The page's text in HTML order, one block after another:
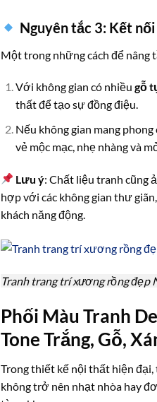
Nguyên tắc 3: Kết
Một trong những cách để nâng
Với không gian có nhiều gỗ
thất để tạo sự đồng điệu.
Nếu không gian mang phong
vẻ mộc mạc, nhẹ nhàng và
Lưu ý: Chất liệu tranh cũng
hợp với các không gian thư
khách năng động.
Tranh trang trí xương rồng đẹp
Phối Màu Tranh
Tone Trắng, Gỗ,
Trong thiết kế nội thất hiện đại,
không trở nên nhạt nhòa hay